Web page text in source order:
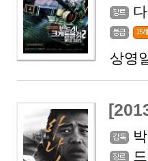
상영